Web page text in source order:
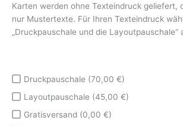
Karten werden ohne Texteindruck geliefert,
nur Mustertexte. Für Ihren Texteindruck
„Druckpauschale und die Layoutpauschale“
Druckpauschale (70,00 €)
Layoutpauschale (45,00 €)
Gratisversand (0,00 €)